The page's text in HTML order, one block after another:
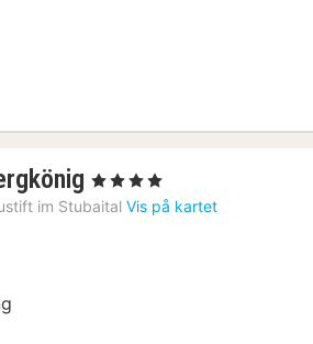
1
natt
, 4 Stjerner
im Stubaital Vis på kartet